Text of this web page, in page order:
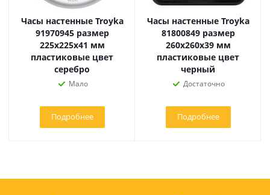
Часы настенные Troyka
91970945 размер
225х225х41 мм
пластиковые цвет
серебро
Мало
Подробнее
Часы настенные Troyka
81800849 размер
260х260x39 мм
пластиковые цвет
черный
Достаточно
Подробнее